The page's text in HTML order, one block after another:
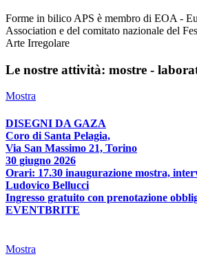
Forme in bilico APS è membro di EOA -
Association e del comitato nazionale del
Arte Irregolare
Le nostre attività: mostre -
Mostra
DISEGNI DA GAZA
Coro di Santa Pelagia,
Via San Massimo 21, Torino
30 giugno 2026
Orari: 17.30 inaugurazione mostra,
Ludovico Bellucci
Ingresso gratuito con prenotazione
EVENTBRITE
Mostra